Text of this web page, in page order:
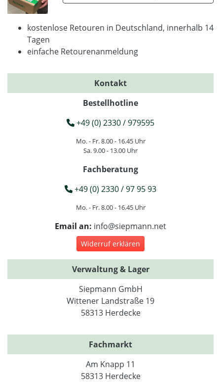
kostenlose Retouren in Deutschland, innerhalb 14
Tagen
einfache Retourenanmeldung
Kontakt
Bestellhotline
+49 (0) 2330 / 979595
Mo. - Fr. 8.00 - 16.45 Uhr
Sa. 9.00 - 13.00 Uhr
Fachberatung
+49 (0) 2330 / 97 95 93
Mo. - Fr. 8.00 - 16.45 Uhr
Email an: info@siepmann.net
Widerruf erklären
Verwaltung & Lager
Siepmann GmbH
Wittener Landstraße 19
58313 Herdecke
Fachmarkt
Am Knapp 11
58313 Herdecke